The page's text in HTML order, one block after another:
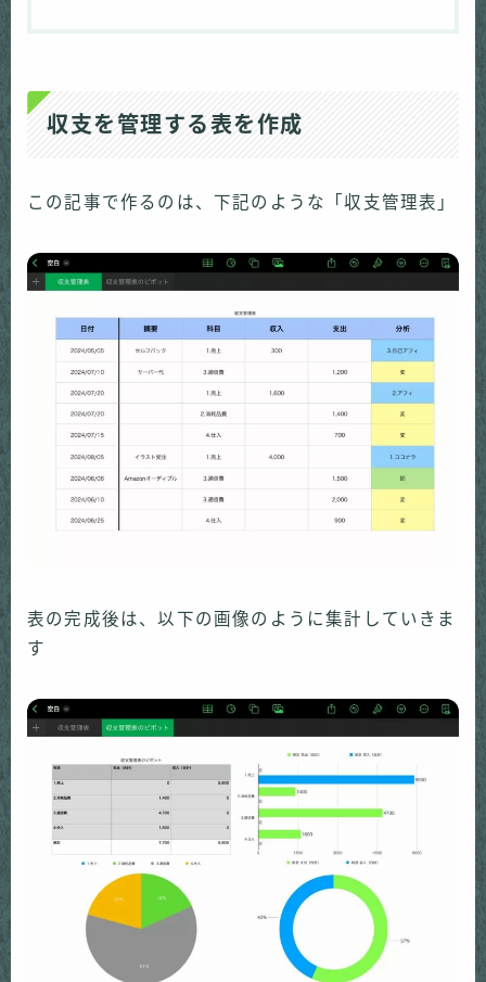
収支を管理する表を作成
この記事で作るのは、下記のような「収支管理表」
表の完成後は、以下の画像のように集計していきま
す